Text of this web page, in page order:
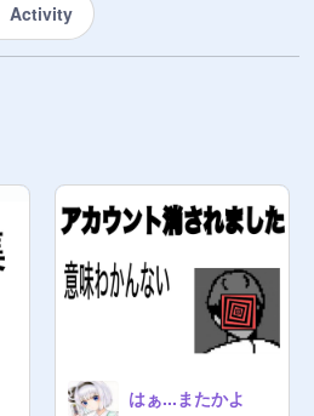
Activity
はぁ...またかよ